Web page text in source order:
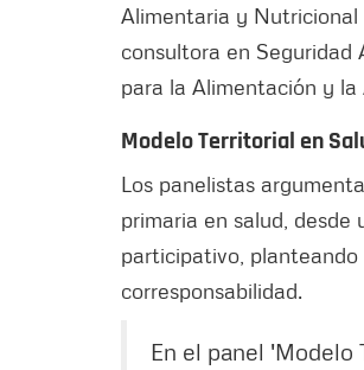
Alimentaria y Nutricional
consultora en Seguridad
para la Alimentación y
Modelo Territorial en
Los panelistas
primaria en salud,
participativo,
corresponsabilidad.
En el panel 'Modelo